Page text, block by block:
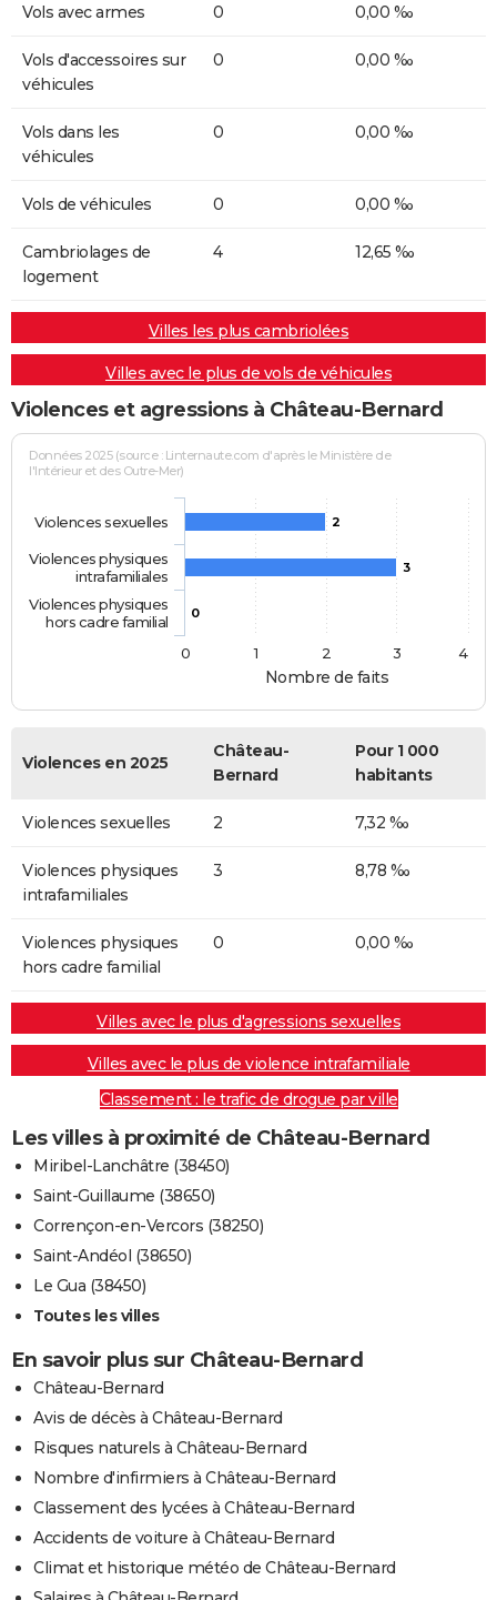
Vols avec armes 0 0,00 ‰
Vols d'accessoires sur
véhicules
0 0,00 ‰
Vols dans les
véhicules
0 0,00 ‰
Vols de véhicules 0 0,00 ‰
Cambriolages de
logement
4 12,65 ‰
Villes les plus cambriolées
Villes avec le plus de vols de véhicules
Violences et agressions à Château-Bernard
Nombre de faits
Données 2025 (source : Linternaute.com d'après le Ministère de
l'Intérieur et des Outre-Mer)
2
3
0
Violences sexuelles
Violences physiques
intrafamiliales
Violences physiques
hors cadre familial
0
1 2 3 4
Violences en 2025
Château-
Bernard
Pour 1 000
habitants
Violences sexuelles 2 7,32 ‰
Violences physiques
intrafamiliales
3 8,78 ‰
Violences physiques
hors cadre familial
0 0,00 ‰
Villes avec le plus d'agressions sexuelles
Villes avec le plus de violence intrafamiliale
Classement : le trafic de drogue par ville
Les villes à proximité de Château-Bernard
Miribel-Lanchâtre (38450)
Saint-Guillaume (38650)
Corrençon-en-Vercors (38250)
Saint-Andéol (38650)
Le Gua (38450)
Toutes les villes
En savoir plus sur Château-Bernard
Château-Bernard
Avis de décès à Château-Bernard
Risques naturels à Château-Bernard
Nombre d'infirmiers à Château-Bernard
Classement des lycées à Château-Bernard
Accidents de voiture à Château-Bernard
Climat et historique météo de Château-Bernard